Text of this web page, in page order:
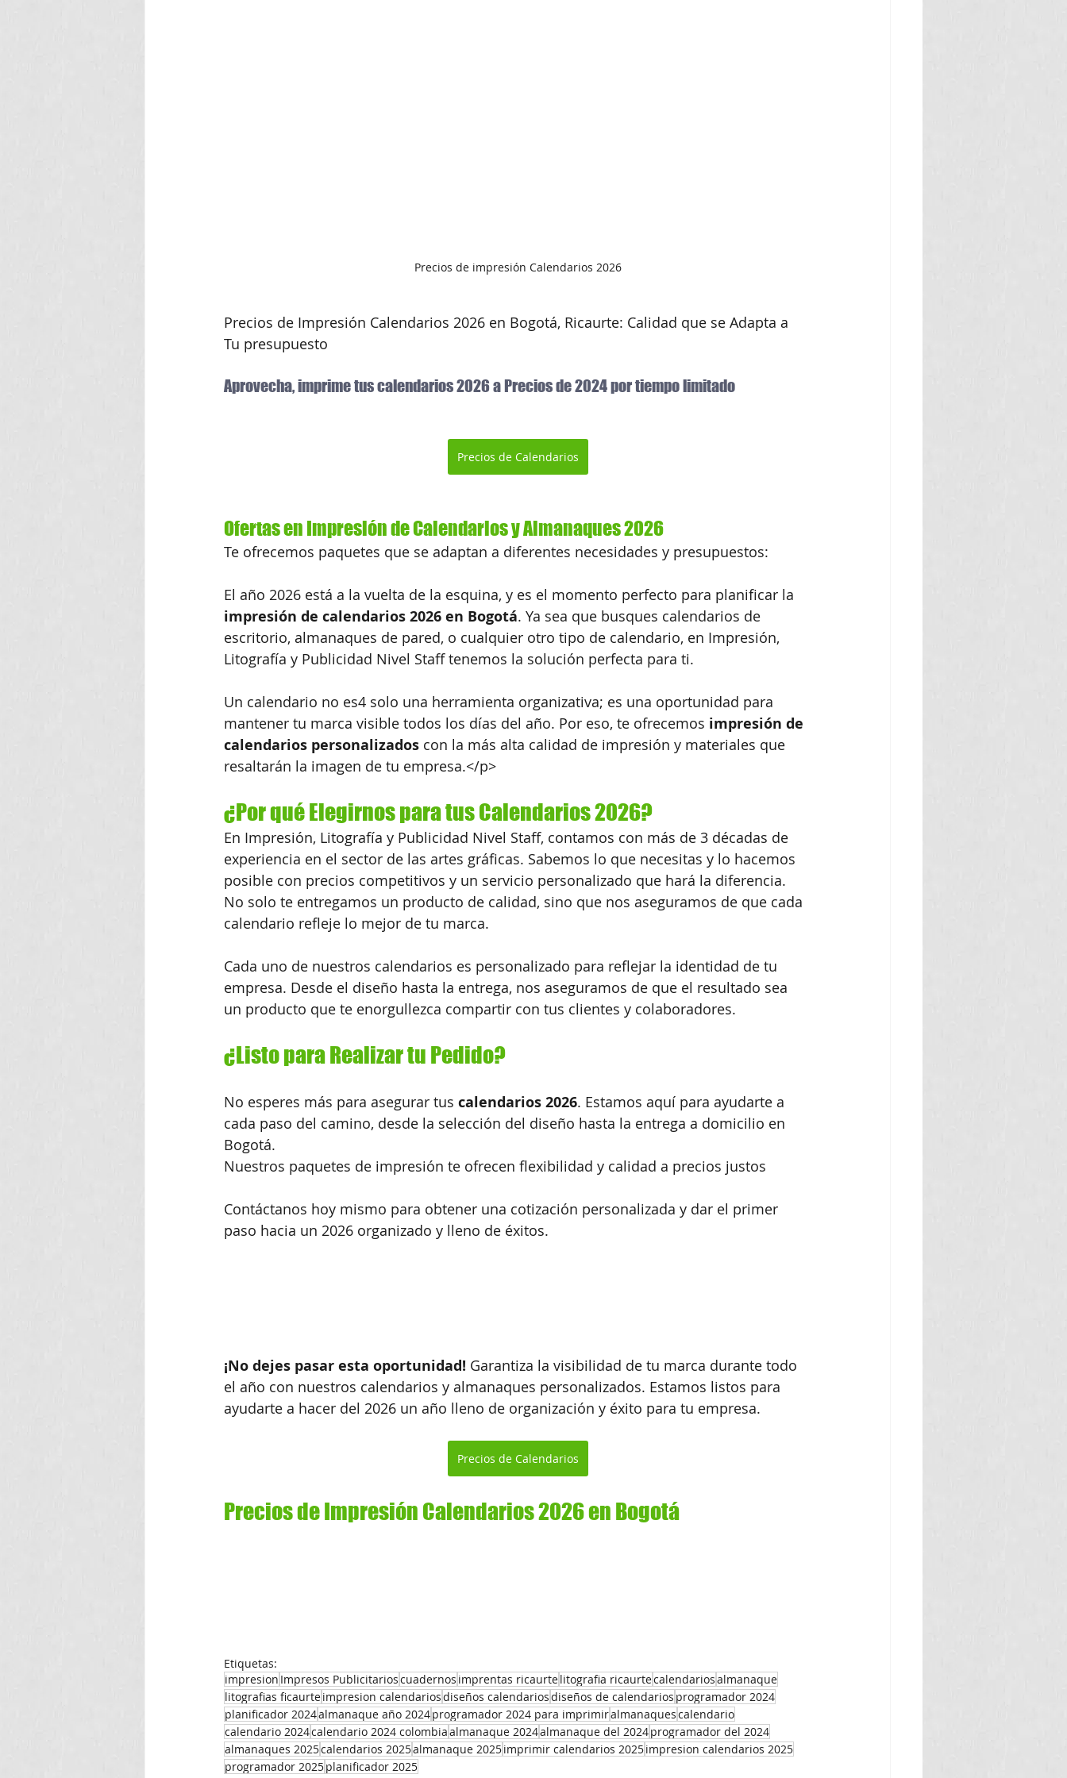
Precios de impresión Calendarios 2026
Precios de Impresión Calendarios 2026 en Bogotá, Ricaurte: Calidad que se Adapta a
Tu presupuesto
Aprovecha, imprime tus calendarios 2026 a Precios de 2024 por tiempo limitado
Precios de Calendarios
Ofertas en Impresión de Calendarios y Almanaques 2026
Te ofrecemos paquetes que se adaptan a diferentes necesidades y presupuestos:
El año 2026 está a la vuelta de la esquina, y es el momento perfecto para planificar la
impresión de calendarios 2026 en Bogotá. Ya sea que busques calendarios de
escritorio, almanaques de pared, o cualquier otro tipo de calendario, en Impresión,
Litografía y Publicidad Nivel Staff tenemos la solución perfecta para ti.
Un calendario no es4 solo una herramienta organizativa; es una oportunidad para
mantener tu marca visible todos los días del año. Por eso, te ofrecemos impresión de
calendarios personalizados con la más alta calidad de impresión y materiales que
resaltarán la imagen de tu empresa.</p>
¿Por qué Elegirnos para tus Calendarios 2026?
En Impresión, Litografía y Publicidad Nivel Staff, contamos con más de 3 décadas de
experiencia en el sector de las artes gráficas. Sabemos lo que necesitas y lo hacemos
posible con precios competitivos y un servicio personalizado que hará la diferencia.
No solo te entregamos un producto de calidad, sino que nos aseguramos de que cada
calendario refleje lo mejor de tu marca.
Cada uno de nuestros calendarios es personalizado para reflejar la identidad de tu
empresa. Desde el diseño hasta la entrega, nos aseguramos de que el resultado sea
un producto que te enorgullezca compartir con tus clientes y colaboradores.
¿Listo para Realizar tu Pedido?
No esperes más para asegurar tus calendarios 2026. Estamos aquí para ayudarte a
cada paso del camino, desde la selección del diseño hasta la entrega a domicilio en
Bogotá.
Nuestros paquetes de impresión te ofrecen flexibilidad y calidad a precios justos
Contáctanos hoy mismo para obtener una cotización personalizada y dar el primer
paso hacia un 2026 organizado y lleno de éxitos.
¡No dejes pasar esta oportunidad! Garantiza la visibilidad de tu marca durante todo
el año con nuestros calendarios y almanaques personalizados. Estamos listos para
ayudarte a hacer del 2026 un año lleno de organización y éxito para tu empresa.
Precios de Calendarios
Precios de Impresión Calendarios 2026 en Bogotá
Etiquetas:
impresion Impresos Publicitarioscuadernos imprentas ricaurtelitografia ricaurtecalendariosalmanaque
litografias ficaurteimpresion calendariosdiseños calendariosdiseños de calendarios programador 2024
planificador 2024almanaque año 2024programador 2024 para imprimiralmanaquescalendario
calendario 2024calendario 2024 colombiaalmanaque 2024almanaque del 2024programador del 2024
almanaques 2025calendarios 2025almanaque 2025imprimir calendarios 2025impresion calendarios 2025
programador 2025planificador 2025